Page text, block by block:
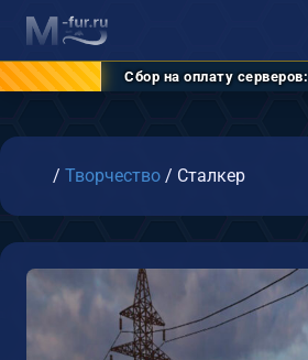
Сбор на оплату серверов:
Главная
/ Творчество / Сталкер